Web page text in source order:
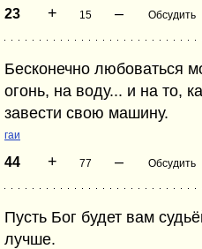
23 + 15 – Обсудить
Бесконечно любоваться
огонь, на воду... и на то,
завести свою машину.
гаи
44 + 77 – Обсудить
Пусть Бог будет вам
лучше.